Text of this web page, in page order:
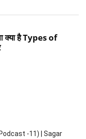
-11) | Sagar